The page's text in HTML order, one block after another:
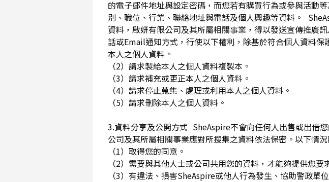
的電子郵件地址與設定密碼，而您若有購買行為或參與活動
別、職位、行業、聯絡地址與電話及個人興趣等資料。
資料，啟妍有限公司及其所屬相關事業，得以發送宣傳推
話或Email通知方式，行使以下權利，除基於符合個人資料
本人之個人資料。
（2）請求製給本人之個人資料複製本。
（3）請求補充或更正本人之個人資料。
（4）請求停止蒐集、處理或利用本人之個人資料。
（5）請求刪除本人之個人資料。
3.資料分享及公開方式 SheAspire不會向任何人出售或出借
公司及其所屬相關事業應對所搜集之資料依法保密。以下情
（1）取得您的同意。
（2）需要與其他人士或公司共用您的資料，才能夠提供您要
（3）有違法、損害SheAspire或他人行為發生、協助警政單